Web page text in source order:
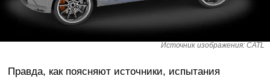
Источник изображения: CATL
Правда, как поясняют источники, испытания